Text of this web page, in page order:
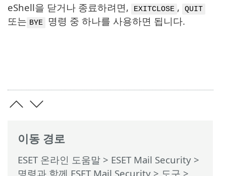
이동 경로
ESET 온라인 도움말 > ESET Mail Security >
명령과 함께 ESET Mail Security > 도구 >
eShell을 닫거나 종료하려면, EXITCLOSE , QUIT
또는 BYE 명령 중 하나를 사용하면 됩니다.